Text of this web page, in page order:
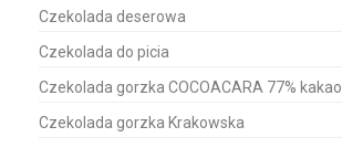
Czekolada deserowa
Czekolada do picia
Czekolada gorzka COCOACARA 77% kakao
Czekolada gorzka Krakowska